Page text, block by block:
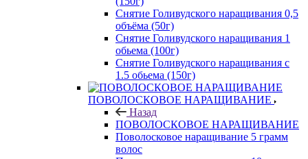
Снятие Голивудского наращивания 0,5
объёма (50г)
Снятие Голивудского наращивания 1
обьема (100г)
Снятие Голивудского наращивания с
1.5 обьема (150г)
ПОВОЛОСКОВОЕ НАРАЩИВАНИЕ
Назад
ПОВОЛОСКОВОЕ НАРАЩИВАНИЕ
Поволосковое наращивание 5 грамм
волос